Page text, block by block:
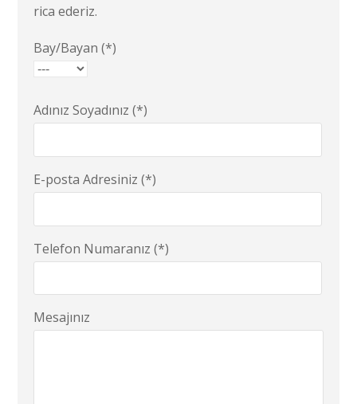
rica ederiz.
Bay/Bayan (*)
Adınız Soyadınız (*)
E-posta Adresiniz (*)
Telefon Numaranız (*)
Mesajınız